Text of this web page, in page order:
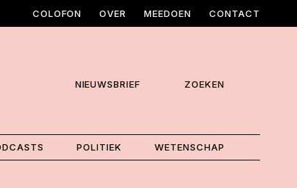
COLOFON OVER MEEDOEN CONTACT
NIEUWSBRIEF ZOEKEN
POLITIEK WETENSCHAP